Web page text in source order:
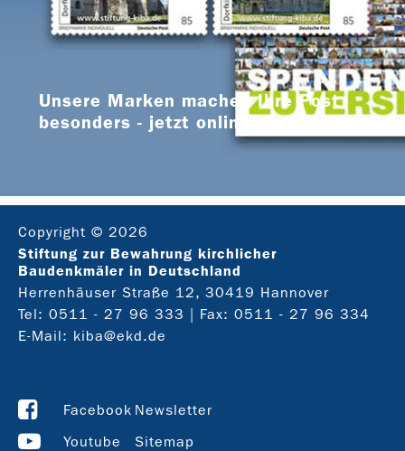
Unsere Marken machen Ihre Post
besonders - jetzt online bestellen
Copyright © 2026
Stiftung zur Bewahrung kirchlicher
Baudenkmäler in Deutschland
Herrenhäuser Straße 12, 30419 Hannover
Tel: 0511 - 27 96 333 | Fax: 0511 - 27 96 334
E-Mail: kiba@ekd.de
Facebook
Youtube
Newsletter
Sitemap